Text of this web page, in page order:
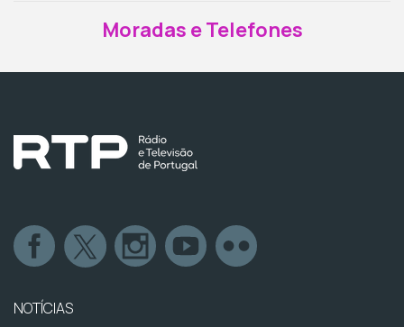
Moradas e Telefones
NOTÍCIAS